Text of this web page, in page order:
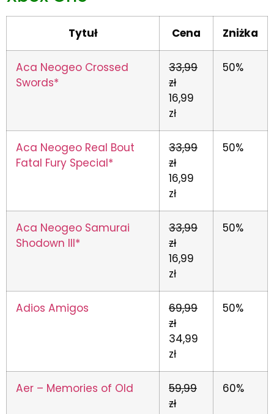
Tytuł Cena Zniżka
Aca Neogeo Crossed
Swords*
33,99
zł
16,99
zł
50%
Aca Neogeo Real Bout
Fatal Fury Special*
33,99
zł
16,99
zł
50%
Aca Neogeo Samurai
Shodown III*
33,99
zł
16,99
zł
50%
Adios Amigos
69,99
zł
34,99
zł
50%
Aer – Memories of Old
59,99
zł
60%